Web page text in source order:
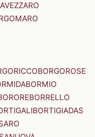
BORGOROSE
BORMIO
BORRELLO
BORTIGIADAS